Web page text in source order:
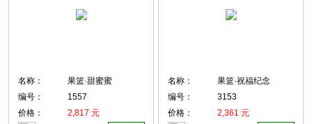
名称：
果篮·甜蜜蜜
编号：
1557
价格：
2,817 元
名称：
果篮·祝福纪念
编号：
3153
价格：
2,361 元